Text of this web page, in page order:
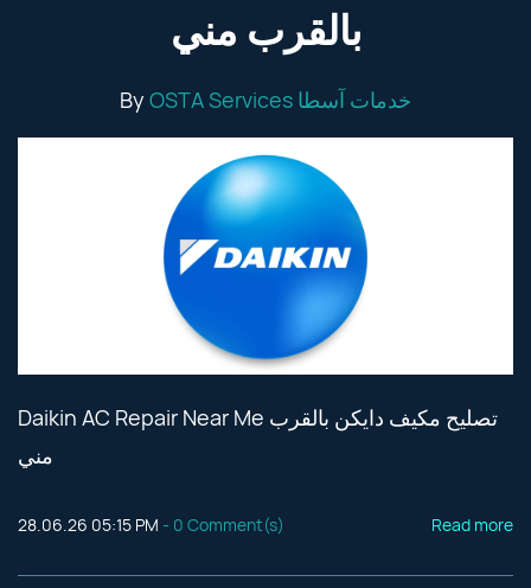
بالقرب مني
By OSTA Services خدمات آسطا
Daikin AC Repair Near Me تصليح مكيف دايكن بالقرب
مني
28.06.26 05:15 PM - 0 Comment(s) Read more